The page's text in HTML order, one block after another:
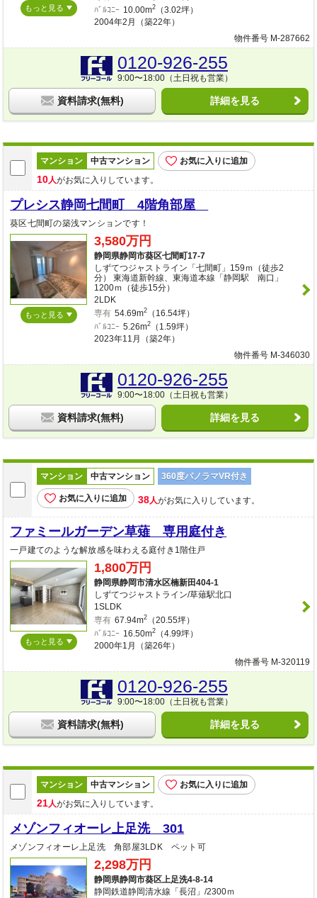
もっと見る
ﾊﾞﾙｺﾆｰ 10.00m2（3.02坪）
2004年2月（築22年）
物件番号 M-287662
0120-926-255
9:00〜18:00（土日祝も営業）
資料請求(無料) 詳細を見る
マンション 中古マンション お気に入りに追加
10人がお気に入りしています。
プレシス静岡七間町 4階角部屋
葵区七間町の築浅マンションです！
もっと見る
3,580万円
静岡県静岡市葵区七間町17-7
しずてつジャストライン「七間町」159ｍ（徒歩2
分） 東海道新幹線、東海道本線「静岡駅 南口」
1200ｍ（徒歩15分）
2LDK
専有 54.69m2（16.54坪）
ﾊﾞﾙｺﾆｰ 5.26m2（1.59坪）
2023年11月（築2年）
物件番号 M-346030
0120-926-255
9:00〜18:00（土日祝も営業）
資料請求(無料) 詳細を見る
マンション 中古マンション 360度パノラマVR付き
お気に入りに追加 38人がお気に入りしています。
ファミールガーデン草薙 専用庭付き
一戸建てのような解放感を味わえる庭付き1階住戸
もっと見る
1,800万円
静岡県静岡市清水区楠新田404-1
しずてつジャストライン/草薙駅北口
1SLDK
専有 67.94m2（20.55坪）
ﾊﾞﾙｺﾆｰ 16.50m2（4.99坪）
2000年1月（築26年）
物件番号 M-320119
0120-926-255
9:00〜18:00（土日祝も営業）
資料請求(無料) 詳細を見る
マンション 中古マンション お気に入りに追加
21人がお気に入りしています。
メゾンフィオーレ上足洗 301
メゾンフィオーレ上足洗 角部屋3LDK ペット可
2,298万円
静岡県静岡市葵区上足洗4-8-14
静岡鉄道静岡清水線「長沼」/2300ｍ